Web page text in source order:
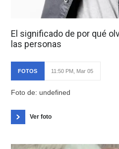
El significado de por qué
las personas
FOTOS 11:50 PM, Mar 05
Foto de: undefined
Ver foto